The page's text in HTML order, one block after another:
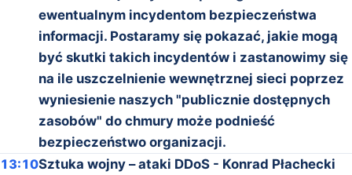
ewentualnym incydentom bezpieczeństwa
informacji. Postaramy się pokazać, jakie mogą
być skutki takich incydentów i zastanowimy się
na ile uszczelnienie wewnętrznej sieci poprzez
wyniesienie naszych "publicznie dostępnych
zasobów" do chmury może podnieść
bezpieczeństwo organizacji.
13:10Sztuka wojny – ataki DDoS - Konrad Płachecki